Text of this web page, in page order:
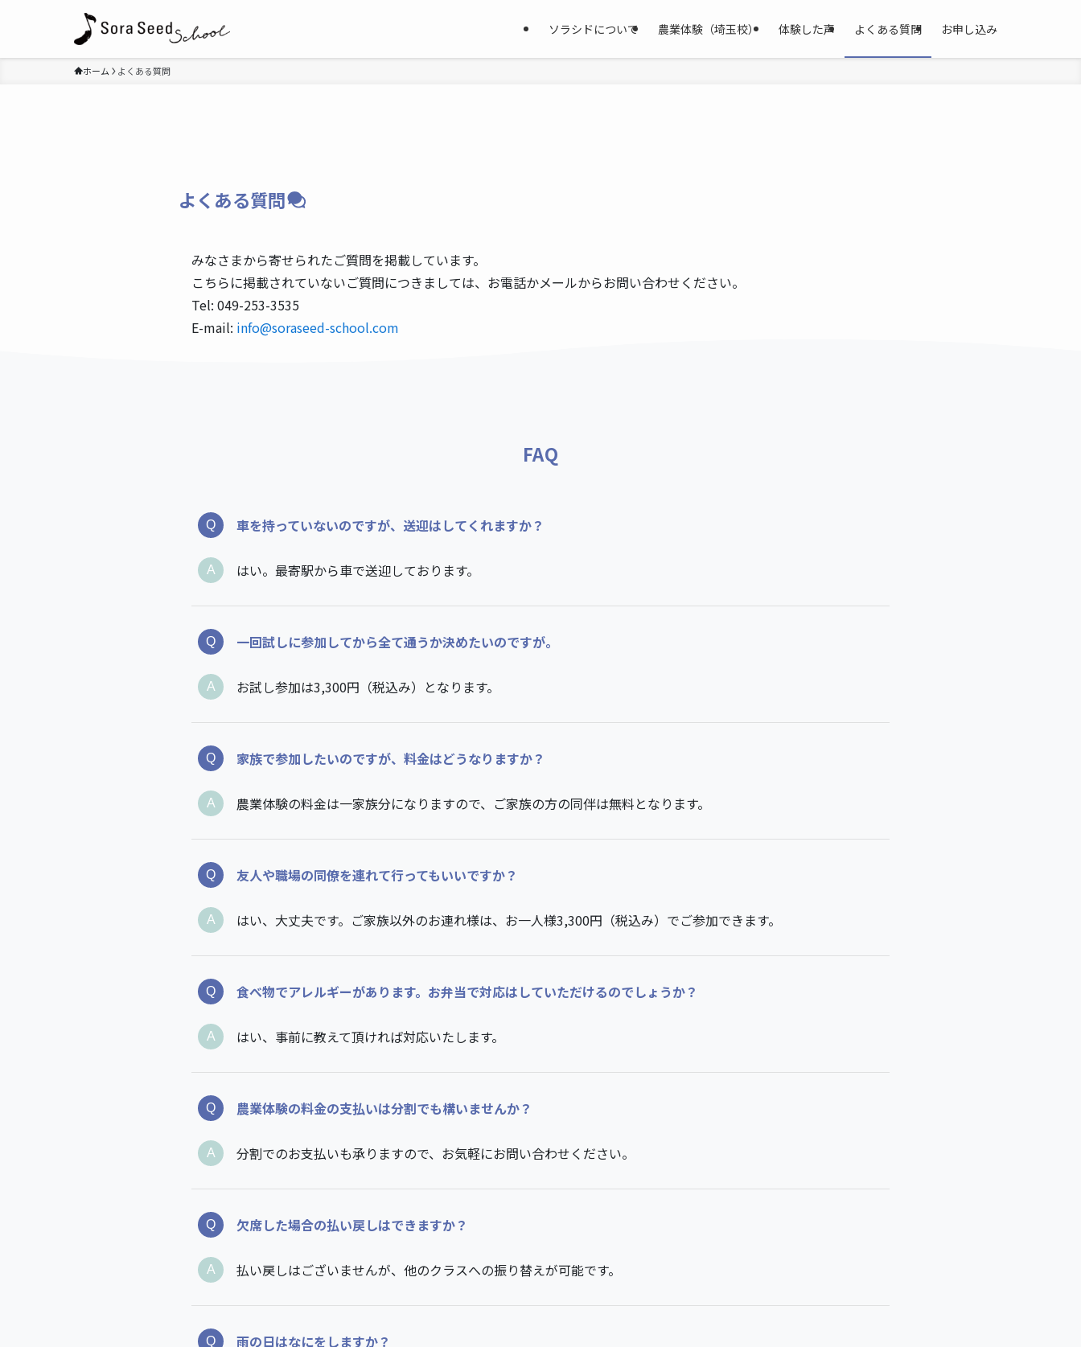
ソラシドについて 農業体験（埼玉校） 体験した声 よくある質問 お申し込み
ホーム よくある質問
よくある質問
みなさまから寄せられたご質問を掲載しています。
こちらに掲載されていないご質問につきましては、お電話かメールからお問い合わせください。
Tel: 049-253-3535
E-mail: info@soraseed-school.com
FAQ
車を持っていないのですが、送迎はしてくれますか？
はい。最寄駅から車で送迎しております。
一回試しに参加してから全て通うか決めたいのですが。
お試し参加は3,300円（税込み）となります。
家族で参加したいのですが、料金はどうなりますか？
農業体験の料金は一家族分になりますので、ご家族の方の同伴は無料となります。
友人や職場の同僚を連れて行ってもいいですか？
はい、大丈夫です。ご家族以外のお連れ様は、お一人様3,300円（税込み）でご参加できます。
食べ物でアレルギーがあります。お弁当で対応はしていただけるのでしょうか？
はい、事前に教えて頂ければ対応いたします。
農業体験の料金の支払いは分割でも構いませんか？
分割でのお支払いも承りますので、お気軽にお問い合わせください。
欠席した場合の払い戻しはできますか？
払い戻しはございませんが、他のクラスへの振り替えが可能です。
雨の日はなにをしますか？